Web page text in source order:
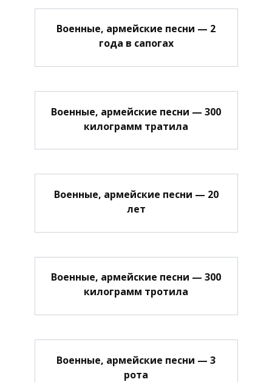
Военные, армейские песни — 2
года в сапогах
Военные, армейские песни — 300
килограмм тратила
Военные, армейские песни — 20
лет
Военные, армейские песни — 300
килограмм тротила
Военные, армейские песни — 3
рота